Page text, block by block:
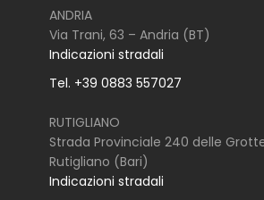
ANDRIA
Via Trani, 63 – Andria (BT)
Indicazioni stradali
Tel. +39 0883 557027
RUTIGLIANO
Strada Provinciale 240 delle
Rutigliano (Bari)
Indicazioni stradali